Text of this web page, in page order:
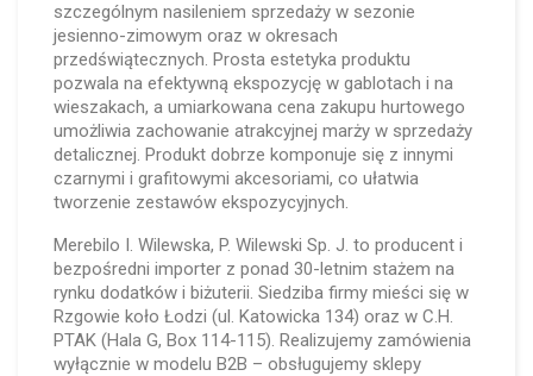
szczególnym nasileniem sprzedaży w sezonie
jesienno-zimowym oraz w okresach
przedświątecznych. Prosta estetyka produktu
pozwala na efektywną ekspozycję w gablotach i na
wieszakach, a umiarkowana cena zakupu hurtowego
umożliwia zachowanie atrakcyjnej marży w sprzedaży
detalicznej. Produkt dobrze komponuje się z innymi
czarnymi i grafitowymi akcesoriami, co ułatwia
tworzenie zestawów ekspozycyjnych.
Merebilo I. Wilewska, P. Wilewski Sp. J. to producent i
bezpośredni importer z ponad 30-letnim stażem na
rynku dodatków i biżuterii. Siedziba firmy mieści się w
Rzgowie koło Łodzi (ul. Katowicka 134) oraz w C.H.
PTAK (Hala G, Box 114-115). Realizujemy zamówienia
wyłącznie w modelu B2B – obsługujemy sklepy